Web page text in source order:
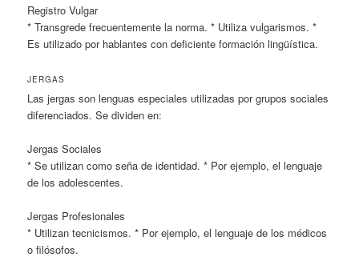
Registro Vulgar
* Transgrede frecuentemente la norma. * Utiliza vulgarismos. *
Es utilizado por hablantes con deficiente formación lingüística.
JERGAS
Las jergas son lenguas especiales utilizadas por grupos sociales
diferenciados. Se dividen en:
Jergas Sociales
* Se utilizan como seña de identidad. * Por ejemplo, el lenguaje
de los adolescentes.
Jergas Profesionales
* Utilizan tecnicismos. * Por ejemplo, el lenguaje de los médicos
o filósofos.